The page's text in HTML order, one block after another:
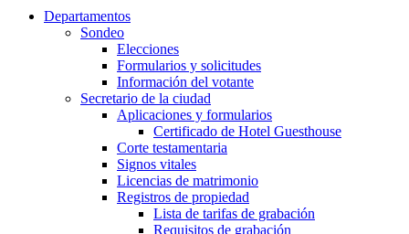
Departamentos
Sondeo
Elecciones
Formularios y solicitudes
Información del votante
Secretario de la ciudad
Aplicaciones y formularios
Certificado de Hotel Guesthouse
Corte testamentaria
Signos vitales
Licencias de matrimonio
Registros de propiedad
Lista de tarifas de grabación
Requisitos de grabación